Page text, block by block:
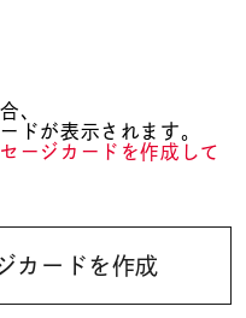
、
ドが表示されます。
ージカードを作成して
カードを作成